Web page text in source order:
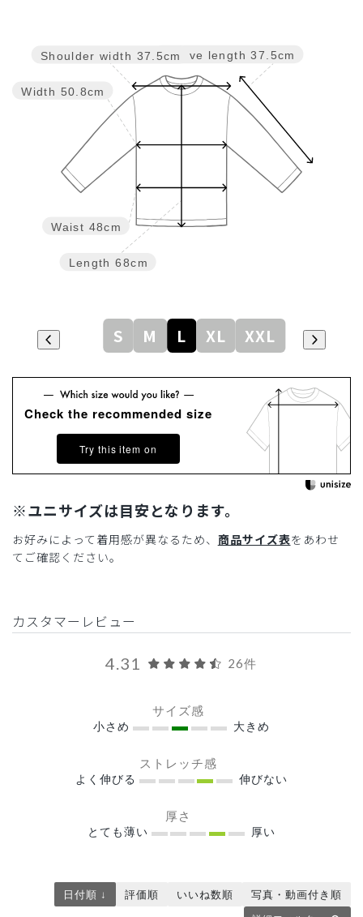
Sleeve length 37.5cm
Length 68cm
Waist 48cm
Width 50.8cm
Shoulder width 37.5cm
S M L XL XXL
Check the recommended size
Try this item on
※ユニサイズは目安となります。
お好みによって着用感が異なるため、 商品サイズ表をあわせ
てご確認ください。
カスタマーレビュー
4.31 26件
サイズ感
小さめ 大きめ
ストレッチ感
よく伸びる 伸びない
厚さ
とても薄い 厚い
日付順 ↓ 評価順 いいね数順 写真・動画付き順